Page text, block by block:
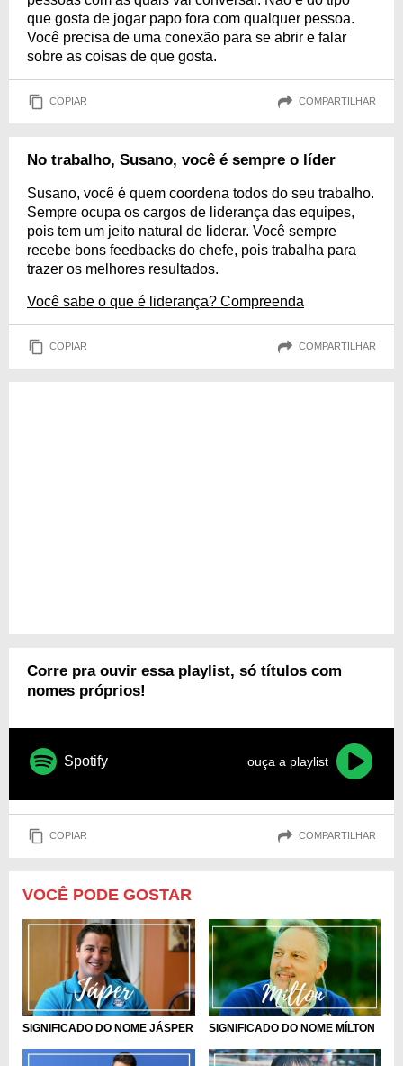
que gosta de jogar papo fora com qualquer pessoa.
Você precisa de uma conexão para se abrir e falar
sobre as coisas de que gosta.
COPIAR COMPARTILHAR
No trabalho, Susano, você é sempre o líder
Susano, você é quem coordena todos do seu trabalho.
Sempre ocupa os cargos de liderança das equipes,
pois tem um jeito natural de liderar. Você sempre
recebe bons feedbacks do chefe, pois trabalha para
trazer os melhores resultados.
Você sabe o que é liderança? Compreenda
COPIAR COMPARTILHAR
Corre pra ouvir essa playlist, só títulos com
nomes próprios!
Spotify ouça a playlist
COPIAR COMPARTILHAR
VOCÊ PODE GOSTAR
SIGNIFICADO DO NOME JÁSPER SIGNIFICADO DO NOME MÍLTON